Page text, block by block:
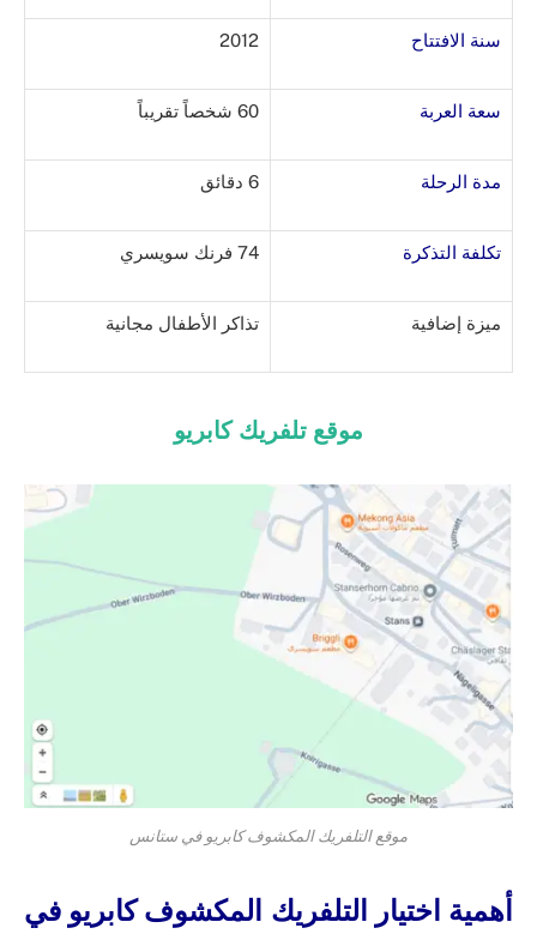
سنة الافتتاح 2012
سعة العربة 60 شخصاً تقريباً
مدة الرحلة 6 دقائق
تكلفة التذكرة 74 فرنك سويسري
ميزة إضافية تذاكر الأطفال مجانية
موقع تلفريك كابريو
موقع التلفريك المكشوف كابريو في ستانس
أهمية اختيار التلفريك المكشوف كابريو في